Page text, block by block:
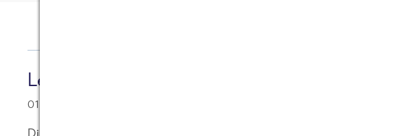
Lebensmittel-Transparenz.at
01.12.2011 at 11:01
Die Informationsflut die auf den Konsumenten trifft ist wahrlich kaum zu